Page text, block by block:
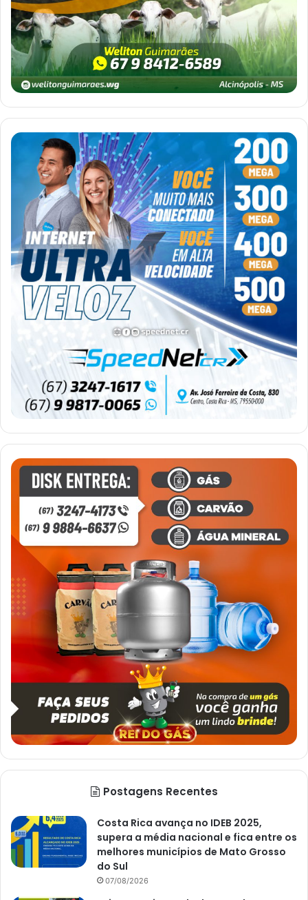
Postagens Recentes
Costa Rica avança no IDEB 2025,
supera a média nacional e fica entre os
melhores municípios de Mato Grosso
do Sul
07/08/2026